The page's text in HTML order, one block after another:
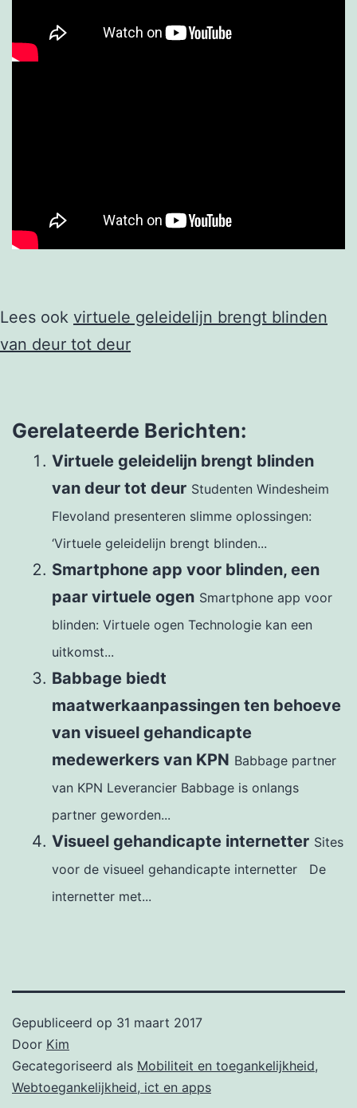
Lees ook virtuele geleidelijn brengt blinden
van deur tot deur
Gerelateerde Berichten:
Virtuele geleidelijn brengt blinden
van deur tot deur Studenten Windesheim
Flevoland presenteren slimme oplossingen:
‘Virtuele geleidelijn brengt blinden...
Smartphone app voor blinden, een
paar virtuele ogen Smartphone app voor
blinden: Virtuele ogen Technologie kan een
uitkomst...
Babbage biedt
maatwerkaanpassingen ten behoeve
van visueel gehandicapte
medewerkers van KPN Babbage partner
van KPN Leverancier Babbage is onlangs
partner geworden...
Visueel gehandicapte internetter Sites
voor de visueel gehandicapte internetter De
internetter met...
Gepubliceerd op 31 maart 2017
Door Kim
Gecategoriseerd als Mobiliteit en toegankelijkheid,
Webtoegankelijkheid, ict en apps